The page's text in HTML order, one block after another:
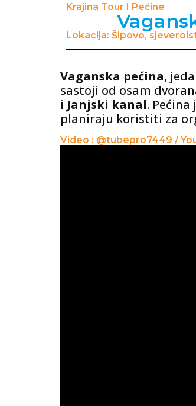
Krajina Tour I Pećine
Lokacija: Šipovo,
Vaganska pećina,
sastoji od osam
i Janjski kanal. Pećina
planiraju koristiti za
Video : @tubepro7449 /